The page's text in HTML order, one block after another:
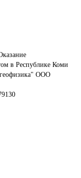
в Республике Коми
ООО